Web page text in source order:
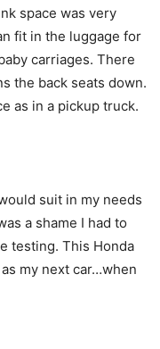
space was very
fit in the luggage for
carriages. There
the back seats down.
as in a pickup truck.
suit in my needs
a shame I had to
testing. This Honda
my next car…when